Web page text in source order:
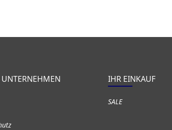
UNTERNEHMEN IHR EINKAUF
SALE